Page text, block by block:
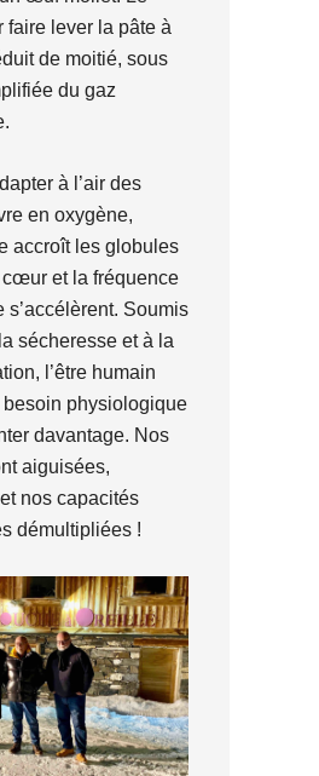
faire lever la pâte à
de moitié, sous
du gaz
à l’air des
en oxygène,
accroît les globules
cœur et la fréquence
s’accélèrent. Soumis
sécheresse et à la
l’être humain
physiologique
davantage. Nos
aiguisées,
nos capacités
démultipliées !